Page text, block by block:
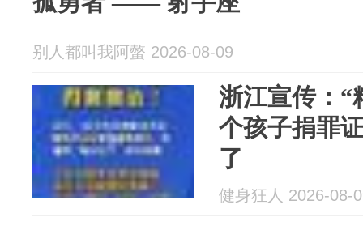
别人都叫我阿螫 2026-08-09
浙江宣传：“
个孩子捐罪
了
健身狂人 2026-08-